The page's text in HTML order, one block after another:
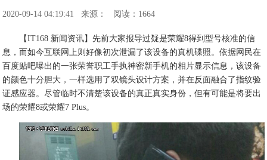
2020-09-14 04:19:41 来源： 阅读：1664
【IT168 新闻资讯】先前大家报导过疑是荣耀8得到型号核准的信
息，而如今互联网上则好像初次泄漏了该设备的真机碟照。依据网民在
百度贴吧曝出的一张荣誉职工手执神密新手机的相片显示信息，该设备
的颜色十分胆大，一样选用了双镜头设计方案，并在反面融合了指纹验
证感应器。尽管临时不清楚该设备的真正真实身份，但有可能是将要出
场的荣耀8或荣耀7 Plus。